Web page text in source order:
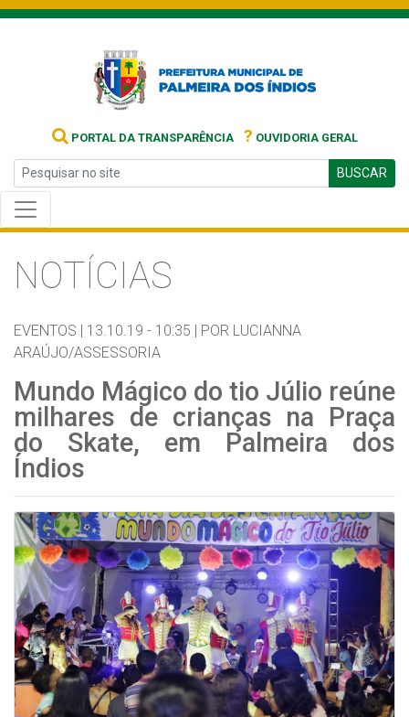
PORTAL DA TRANSPARÊNCIA ? OUVIDORIA GERAL
BUSCAR
NOTÍCIAS
EVENTOS | 13.10.19 - 10:35 | POR LUCIANNA
ARAÚJO/ASSESSORIA
Mundo Mágico do tio Júlio reúne
milhares de crianças na Praça
do Skate, em Palmeira dos
Índios